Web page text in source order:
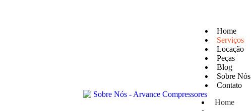
Home
Serviços
Locação
Peças
Blog
Sobre Nós
Contato
Home